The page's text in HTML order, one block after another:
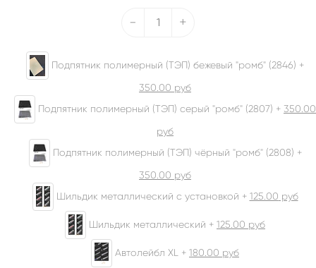
- +
Подпятник полимерный (ТЭП) бежевый "ромб" (2846) +
350.00 руб
Подпятник полимерный (ТЭП) серый "ромб" (2807) + 350.00
руб
Подпятник полимерный (ТЭП) чёрный "ромб" (2808) +
350.00 руб
Шильдик металлический с установкой + 125.00 руб
Шильдик металлический + 125.00 руб
Автолейбл XL + 180.00 руб